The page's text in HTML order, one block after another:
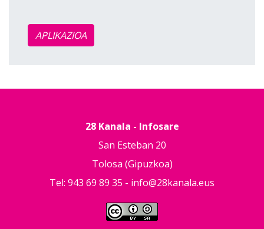
APLIKAZIOA
28 Kanala - Infosare
San Esteban 20
Tolosa (Gipuzkoa)
Tel: 943 69 89 35 - info@28kanala.eus